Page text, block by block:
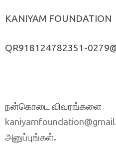
KANIYAM FOUNDATION
QR918124782351-
நன்கொடை விவரங்களை
அனுப்புங்கள்.